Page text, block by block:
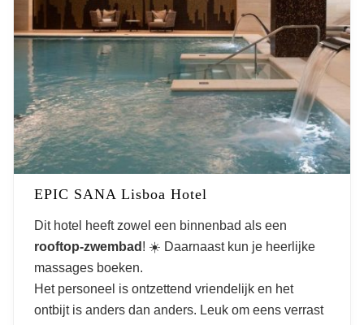
EPIC SANA Lisboa Hotel
Dit hotel heeft zowel een binnenbad als een
rooftop-zwembad ! ☀️ Daarnaast kun je heerlijke
massages boeken.
Het personeel is ontzettend vriendelijk en het
ontbijt is anders dan anders. Leuk om eens verrast